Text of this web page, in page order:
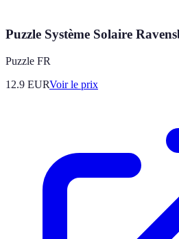
Puzzle Système Solaire
Puzzle FR
12.9 EURVoir le prix